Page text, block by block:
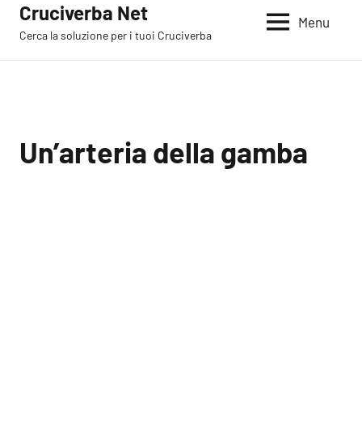
contenuto
Cruciverba Net
Cerca la soluzione per i tuoi Cruciverba
Menu
Un’arteria della gamba